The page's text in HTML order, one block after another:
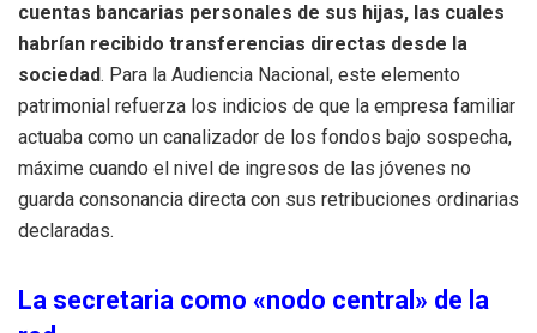
cuentas bancarias personales de sus hijas, las cuales
habrían recibido transferencias directas desde la
sociedad. Para la Audiencia Nacional, este elemento
patrimonial refuerza los indicios de que la empresa familiar
actuaba como un canalizador de los fondos bajo sospecha,
máxime cuando el nivel de ingresos de las jóvenes no
guarda consonancia directa con sus retribuciones ordinarias
declaradas.
La secretaria como «nodo central» de la